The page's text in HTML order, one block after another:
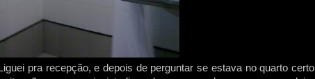
pra recepção, e depois de perguntar se estava no quarto certo